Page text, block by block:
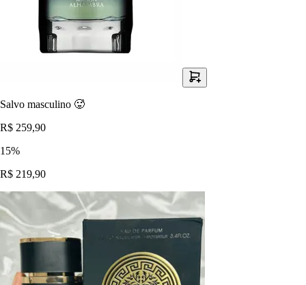
Salvo masculino 🥵
R$ 259,90
15%
R$ 219,90